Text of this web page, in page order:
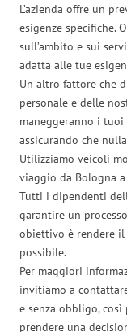
L’azienda offre un
esigenze specifiche.
sull’ambito e sui
adatta alle tue
Un altro fattore che
personale e delle
maneggeranno i tuoi
assicurando che
Utilizziamo veicoli
viaggio da Bologna a
Tutti i dipendenti
garantire un
obiettivo è rendere il
possibile.
Per maggiori
invitiamo a
e senza obbligo,
prendere una